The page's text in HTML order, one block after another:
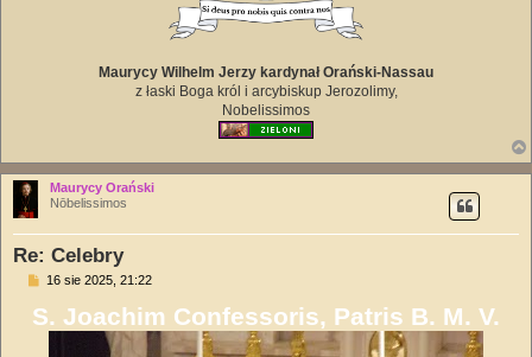
Maurycy Wilhelm Jerzy kardynał Orański-Nassau
z łaski Boga król i arcybiskup Jerozolimy,
Nobelissimos
Maurycy Orański
Nōbelissimos
Re: Celebry
P
s
t
16 sie 2025, 21:22
S. Joachim Confessoris, Patris B. M. V.